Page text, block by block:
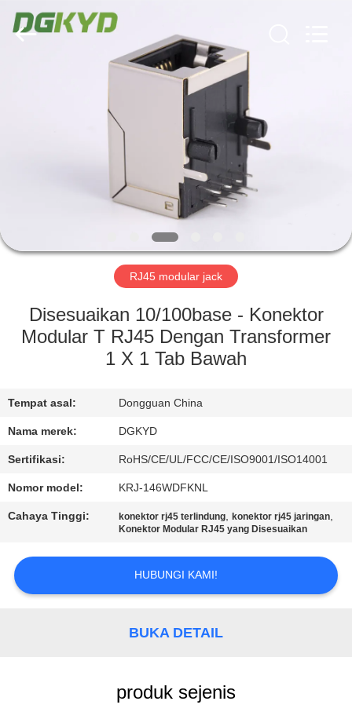
TENTANG
TUR
KONTROL
KUALITAS
HUBUNGI
KAMI
PERMINTAAN
PENAWARAN
Electronic
Technology
Co.,ltd.
RJ45 modular jack
Disesuaikan 10/100base - Konektor
Modular T RJ45 Dengan Transformer
1 X 1 Tab Bawah
Tempat asal: Dongguan China
Nama merek: DGKYD
Sertifikasi: RoHS/CE/UL/FCC/CE/ISO9001/ISO14001
Nomor model: KRJ-146WDFKNL
Cahaya Tinggi: konektor rj45 terlindung,konektor rj45 jaringan,
Konektor Modular RJ45 yang Disesuaikan
HUBUNGI KAMI!
BUKA DETAIL
produk sejenis